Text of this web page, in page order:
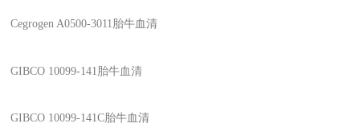
Cegrogen A0500-3011 胎牛血清
GIBCO 10099-141 胎牛血清
GIBCO 10099-141C胎牛血清